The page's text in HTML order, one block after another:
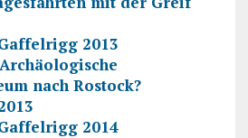
2013
nach Rostock?
2014